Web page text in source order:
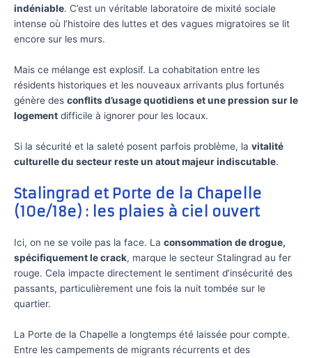
indéniable. C’est un véritable laboratoire de mixité sociale
intense où l’histoire des luttes et des vagues migratoires se lit
encore sur les murs.
Mais ce mélange est explosif. La cohabitation entre les
résidents historiques et les nouveaux arrivants plus fortunés
génère des conflits d’usage quotidiens et une pression sur le
logement difficile à ignorer pour les locaux.
Si la sécurité et la saleté posent parfois problème, la vitalité
culturelle du secteur reste un atout majeur indiscutable.
Stalingrad et Porte de la Chapelle
(10e/18e) : les plaies à ciel ouvert
Ici, on ne se voile pas la face. La consommation de drogue,
spécifiquement le crack, marque le secteur Stalingrad au fer
rouge. Cela impacte directement le sentiment d’insécurité des
passants, particulièrement une fois la nuit tombée sur le
quartier.
La Porte de la Chapelle a longtemps été laissée pour compte.
Entre les campements de migrants récurrents et des